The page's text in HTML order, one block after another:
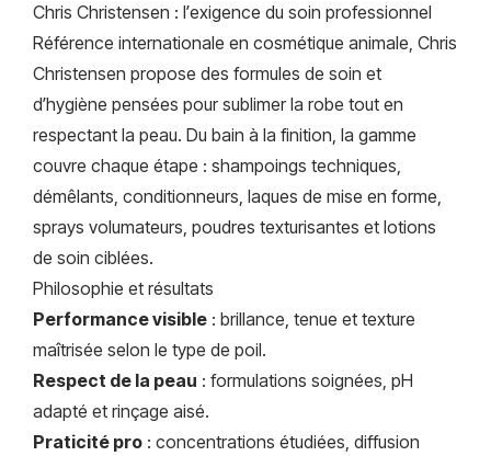
Chris Christensen : l’exigence du soin professionnel
Référence internationale en cosmétique animale, Chris
Christensen propose des formules de soin et
d’hygiène pensées pour sublimer la robe tout en
respectant la peau. Du bain à la finition, la gamme
couvre chaque étape : shampoings techniques,
démêlants, conditionneurs, laques de mise en forme,
sprays volumateurs, poudres texturisantes et lotions
de soin ciblées.
Philosophie et résultats
Performance visible : brillance, tenue et texture
maîtrisée selon le type de poil.
Respect de la peau : formulations soignées, pH
adapté et rinçage aisé.
Praticité pro : concentrations étudiées, diffusion